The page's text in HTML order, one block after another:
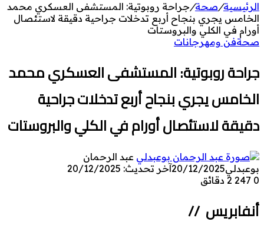
الرئيسية/صحة/جراحة روبوتية: المستشفى العسكري محمد
الخامس يجري بنجاح أربع تدخلات جراحية دقيقة لاستئصال
أورام في الكلي والبروستات
صحةفن ومهرجانات
جراحة روبوتية: المستشفى العسكري محمد
الخامس يجري بنجاح أربع تدخلات جراحية
دقيقة لاستئصال أورام في الكلي والبروستات
عبد الرحمان
بوعبدلي20/12/2025آخر تحديث: 20/12/2025
0
2 دقائق
أنفابريس //